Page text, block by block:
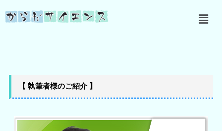
容
メ
ニ
【 執筆者様のご紹介 】